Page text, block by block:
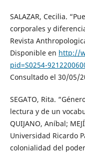
SALAZAR, Cecilia.
corporales y
Revista
Disponible en http://
pid=S0254-
Consultado el 30/05/
SEGATO, Rita.
lectura y de un
QUIJANO, Aníbal;
Universidad Ricardo
colonialidad del